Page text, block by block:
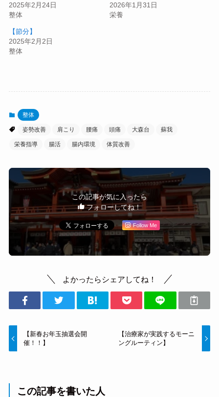
2025年2月24日
整体
2026年1月31日
栄養
【節分】
2025年2月2日
整体
整体
姿勢改善 肩こり 腰痛 頭痛 大森台 蘇我
栄養指導 腸活 腸内環境 体質改善
この記事が気に入ったら
フォローしてね！
Follow Me
よかったらシェアしてね！
【新春お年玉抽選会開
催！！】
【治療家が実践するモーニ
ングルーティン】
この記事を書いた人